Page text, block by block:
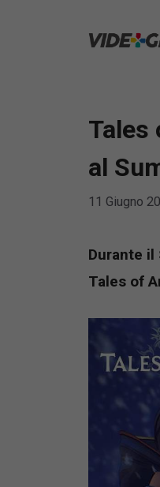
Tales
al
11 Giugno
Durante il
Tales of